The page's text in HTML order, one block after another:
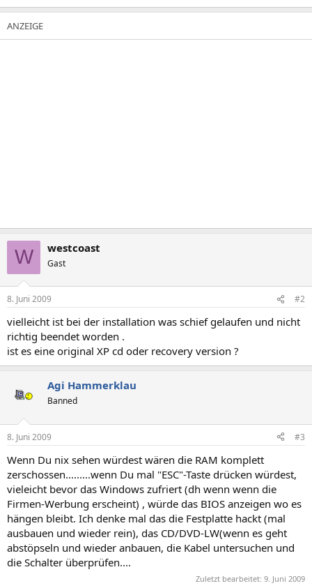
W westcoast
Gast
8. Juni 2009 #2
vielleicht ist bei der installation was schief gelaufen und nicht
richtig beendet worden .
ist es eine original XP cd oder recovery version ?
Agi Hammerklau
Banned
8. Juni 2009 #3
Wenn Du nix sehen würdest wären die RAM komplett
zerschossen.........wenn Du mal "ESC"-Taste drücken würdest,
vieleicht bevor das Windows zufriert (dh wenn wenn die
Firmen-Werbung erscheint) , würde das BIOS anzeigen wo es
hängen bleibt. Ich denke mal das die Festplatte hackt (mal
ausbauen und wieder rein), das CD/DVD-LW(wenn es geht
abstöpseln und wieder anbauen, die Kabel untersuchen und
die Schalter überprüfen....
Zuletzt bearbeitet: 9. Juni 2009